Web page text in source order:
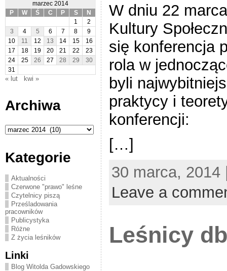
marzec 2014
P
W Ś C P S
N
1
2
3
4 5 6 7 8
9
10
11 12 13 14 15
16
17
18 19 20 21 22
23
24
25 26 27 28 29
30
31
« lut kwi »
Archiwa
Archiwa
Kategorie
Aktualności
Czerwone "prawo" leśne
Czytelnicy piszą
Prześladowania
pracowników
Publicystyka
Różne
Z życia leśników
Linki
Blog Witolda Gadowskiego
W dniu 22
Kultury
się konferencja
rola w
byli
praktycy i
konferencji:
[…]
30 marca,
Leave a
Leśnicy